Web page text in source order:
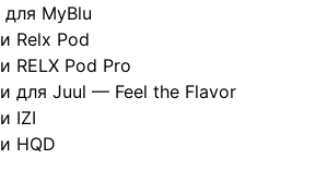
MyBlu
Relx Pod
RELX Pod Pro
для Juul — Feel the Flavor
IZI
HQD